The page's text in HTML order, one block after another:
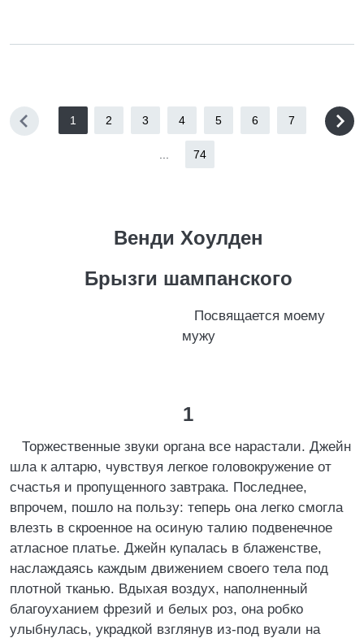
1 2 3 4 5 6 7
74
Венди Хоулден
Брызги шампанского
Посвящается моему
мужу
1
Торжественные звуки органа все нарастали. Джейн
шла к алтарю, чувствуя легкое головокружение от
счастья и пропущенного завтрака. Последнее,
впрочем, пошло на пользу: теперь она легко смогла
влезть в скроенное на осиную талию подвенечное
атласное платье. Джейн купалась в блаженстве,
наслаждаясь каждым движением своего тела под
плотной тканью. Вдыхая воздух, наполненный
благоуханием фрезий и белых роз, она робко
улыбнулась, украдкой взглянув из-под вуали на